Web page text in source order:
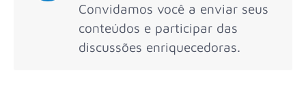
Convidamos você a enviar seus
conteúdos e participar das
discussões enriquecedoras.